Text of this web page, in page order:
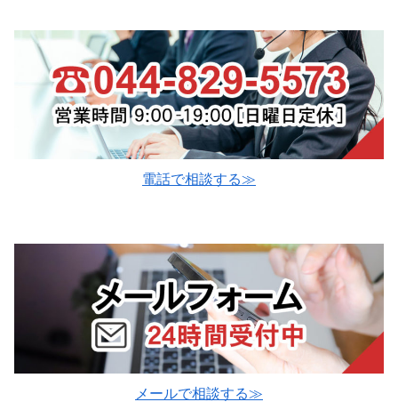
電話で相談する≫
メールで相談する≫